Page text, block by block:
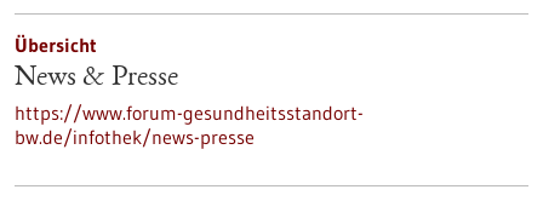
Übersicht
News & Presse
https://www.forum-gesundheitsstandort-
bw.de/infothek/news-presse